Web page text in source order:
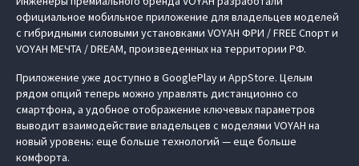
официальное мобильное приложение для владельцев моделей
с гибридными силовыми установками VOYAH ФРИ / FREE Спорт и
VOYAH МЕЧТА / DREAM, произведенных на территории РФ.
Приложение уже доступно в GooglePlay и AppStore. Целым
рядом опций теперь можно управлять дистанционно со
смартфона, а удобное отображение ключевых параметров
выводит взаимодействие владельцев с моделями VOYAH на
новый уровень: еще больше технологий — еще больше
комфорта.